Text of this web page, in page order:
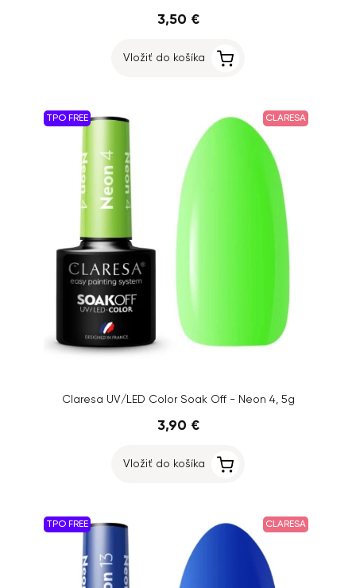
3,50 €
Vložiť do košíka
TPO FREE CLARESA
Claresa UV/LED Color Soak Off - Neon 4, 5g
3,90 €
Vložiť do košíka
TPO FREE CLARESA